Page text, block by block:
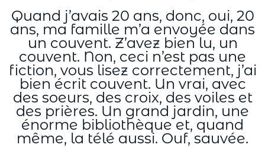
Quand j’avais 20 ans, donc, oui, 20
ans, ma famille m’a envoyée dans
un couvent. Z’avez bien lu, un
couvent. Non, ceci n’est pas une
fiction, vous lisez correctement, j’ai
bien écrit couvent. Un vrai, avec
des soeurs, des croix, des voiles et
des prières. Un grand jardin, une
énorme bibliothèque et, quand
même, la télé aussi. Ouf, sauvée.